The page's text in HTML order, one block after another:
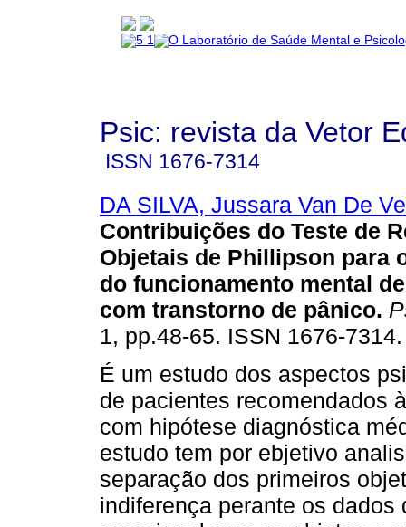
Psic: revista da Vetor
ISSN 1676-7314
DA SILVA, Jussara Van De
Contribuições do Teste de
Objetais de Phillipson para
do funcionamento mental
com transtorno de pânico.
1, pp.48-65. ISSN 1676-7314.
É um estudo dos aspectos
de pacientes recomendados
com hipótese diagnóstica
estudo tem por ebjetivo
separação dos primeiros
indiferença perante os